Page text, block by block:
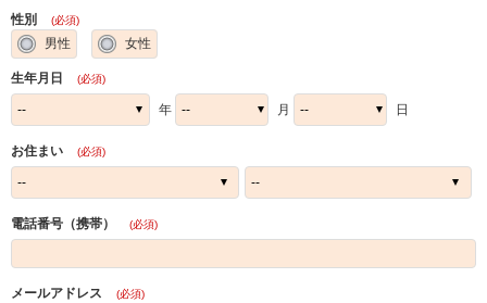
性別 (必須)
男性 女性
生年月日 (必須)
年 月 日
お住まい (必須)
電話番号（携帯） (必須)
メールアドレス (必須)